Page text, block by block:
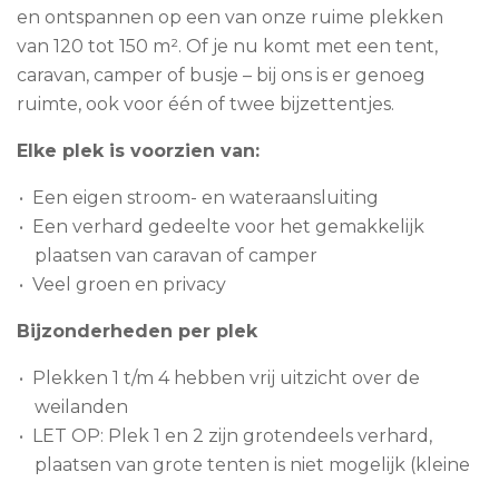
en ontspannen op een van onze ruime plekken
van 120 tot 150 m². Of je nu komt met een tent,
caravan, camper of busje – bij ons is er genoeg
ruimte, ook voor één of twee bijzettentjes.
Elke plek is voorzien van:
Een eigen stroom- en wateraansluiting
Een verhard gedeelte voor het gemakkelijk
plaatsen van caravan of camper
Veel groen en privacy
Bijzonderheden per plek
Plekken 1 t/m 4 hebben vrij uitzicht over de
weilanden
LET OP: Plek 1 en 2 zijn grotendeels verhard,
plaatsen van grote tenten is niet mogelijk (kleine